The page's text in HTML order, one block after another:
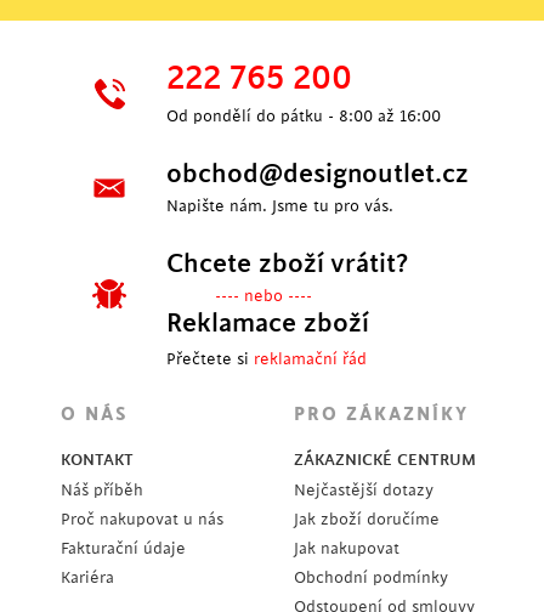
222 765 200
Od pondělí do pátku - 8:00 až 16:00
obchod@designoutlet.cz
Napište nám. Jsme tu pro vás.
Chcete zboží vrátit?
---- nebo ----
Reklamace zboží
Přečtete si reklamační řád
O NÁS
KONTAKT
Náš příběh
Proč nakupovat u nás
Fakturační údaje
Kariéra
PRO ZÁKAZNÍKY
ZÁKAZNICKÉ CENTRUM
Nejčastější dotazy
Jak zboží doručíme
Jak nakupovat
Obchodní podmínky
Odstoupení od smlouvy